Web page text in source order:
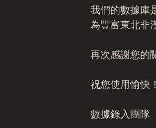
我們的數據庫
為豐富東北非
再次感謝您的
祝您使用愉快！
數據錄入團隊